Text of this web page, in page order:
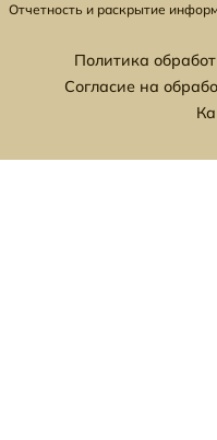
Отчетность и раскрытие
Политика
Согласие на